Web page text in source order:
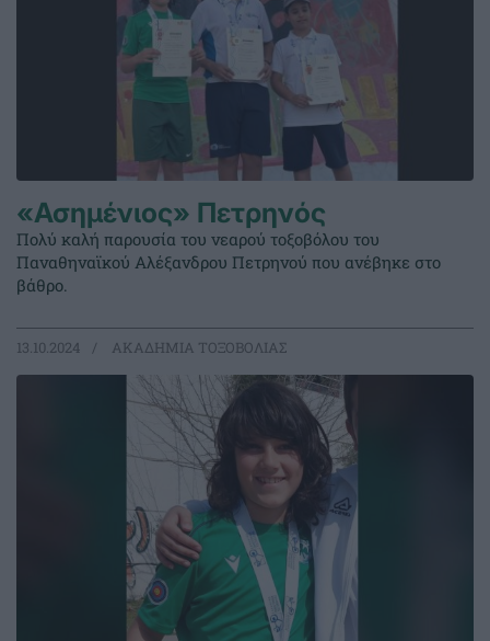
«Ασημένιος» Πετρηνός
Πολύ καλή παρουσία του νεαρού τοξοβόλου του
Παναθηναϊκού Αλέξανδρου Πετρηνού που ανέβηκε στο
βάθρο.
13.10.2024 ΑΚΑΔΗΜΙΑ ΤΟΞΟΒΟΛΙΑΣ